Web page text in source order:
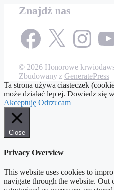
Znajdź nas
FacebookX Instagram
© 2026 Honorowe
Zbudowany z GeneratePress
Ta strona używa ciasteczek
może działać lepiej. Dowiedz się
Akceptuję Odrzucam
Close
Privacy Overview
This website uses cookies to
navigate through the website. Out